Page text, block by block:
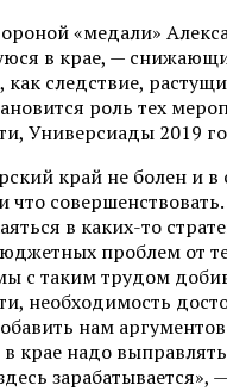
«медали»
в крае, —
следствие,
роль тех
Универсиады 2019
край не болен и
что
в каких-то
проблем от
с таким трудом
необходимость
нам
крае надо